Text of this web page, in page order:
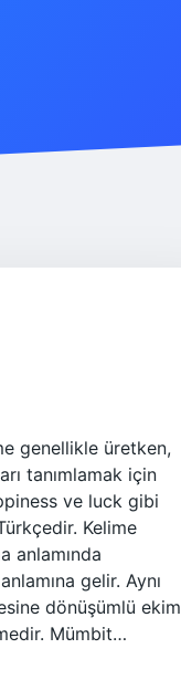
genellikle üretken,
tanımlamak için
ve luck gibi
Kelime
anlamında
gelir. Aynı
dönüşümlü ekim
Mümbit…